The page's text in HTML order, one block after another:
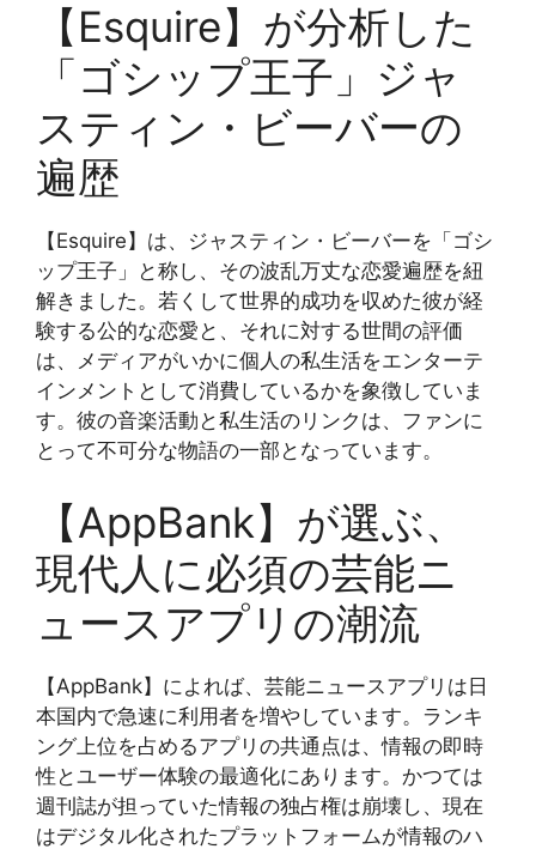
【Esquire】が分析した
「ゴシップ王子」ジャ
スティン・ビーバーの
遍歴
【Esquire】は、ジャスティン・ビーバーを「ゴシ
ップ王子」と称し、その波乱万丈な恋愛遍歴を紐
解きました。若くして世界的成功を収めた彼が経
験する公的な恋愛と、それに対する世間の評価
は、メディアがいかに個人の私生活をエンターテ
インメントとして消費しているかを象徴していま
す。彼の音楽活動と私生活のリンクは、ファンに
とって不可分な物語の一部となっています。
【AppBank】が選ぶ、
現代人に必須の芸能ニ
ュースアプリの潮流
【AppBank】によれば、芸能ニュースアプリは日
本国内で急速に利用者を増やしています。ランキ
ング上位を占めるアプリの共通点は、情報の即時
性とユーザー体験の最適化にあります。かつては
週刊誌が担っていた情報の独占権は崩壊し、現在
はデジタル化されたプラットフォームが情報のハ